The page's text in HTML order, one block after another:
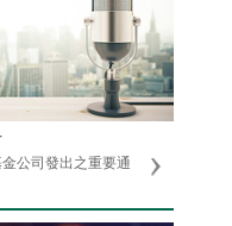
公司發出之重要通